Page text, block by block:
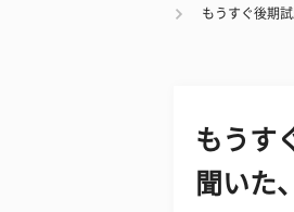
もうすぐ後期
もうす
聞いた